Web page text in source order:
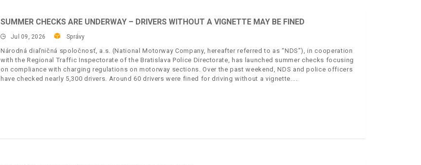
SUMMER CHECKS ARE UNDERWAY – DRIVERS WITHOUT A VIGNETTE MAY BE FINED
Jul 09, 2026 Správy
Národná diaľničná spoločnosť, a.s. (National Motorway Company, hereafter referred to as “NDS”), in cooperation
with the Regional Traffic Inspectorate of the Bratislava Police Directorate, has launched summer checks focusing
on compliance with charging regulations on motorway sections. Over the past weekend, NDS and police officers
have checked nearly 5,300 drivers. Around 60 drivers were fined for driving without a vignette.